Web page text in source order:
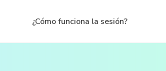
¿Cómo funciona la sesión?